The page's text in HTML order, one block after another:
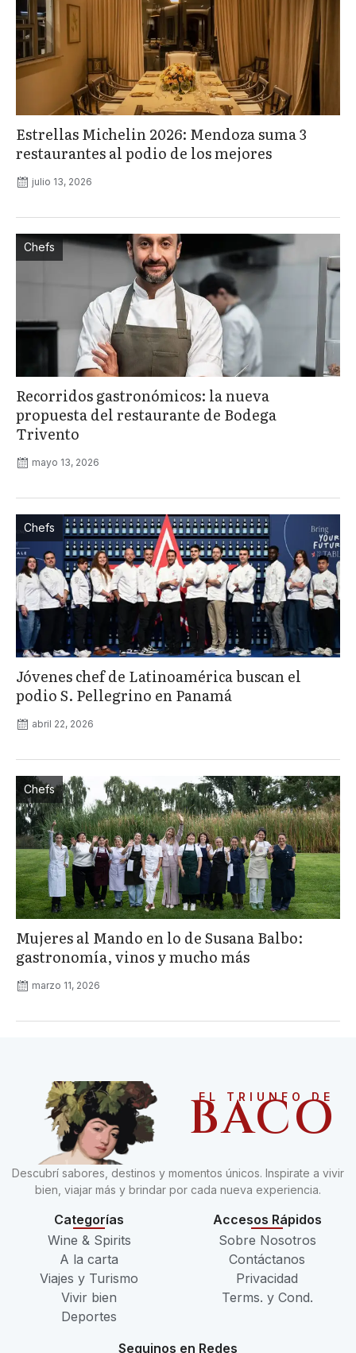
Estrellas Michelin 2026: Mendoza suma 3
restaurantes al podio de los mejores
julio 13, 2026
Chefs
Recorridos gastronómicos: la nueva
propuesta del restaurante de Bodega
Trivento
mayo 13, 2026
Chefs
Jóvenes chef de Latinoamérica buscan el
podio S. Pellegrino en Panamá
abril 22, 2026
Chefs
Mujeres al Mando en lo de Susana Balbo:
gastronomía, vinos y mucho más
marzo 11, 2026
EL TRIUNFO DE
BACO
Descubrí sabores, destinos y momentos únicos. Inspirate a vivir
bien, viajar más y brindar por cada nueva experiencia.
Categorías
Wine & Spirits
A la carta
Viajes y Turismo
Vivir bien
Deportes
Accesos Rápidos
Sobre Nosotros
Contáctanos
Privacidad
Terms. y Cond.
Seguinos en Redes